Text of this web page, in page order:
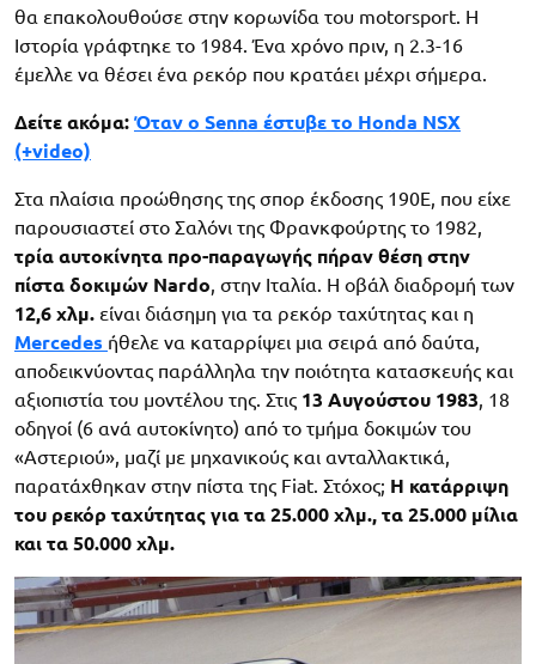
θα επακολουθούσε στην κορωνίδα του motorsport. Η
Ιστορία γράφτηκε το 1984. Ένα χρόνο πριν, η 2.3-16
έμελλε να θέσει ένα ρεκόρ που κρατάει μέχρι σήμερα.
Δείτε ακόμα: Όταν ο Senna έστυβε το Honda NSX
(+video)
Στα πλαίσια προώθησης της σπορ έκδοσης 190Ε, που είχε
παρουσιαστεί στο Σαλόνι της Φρανκφούρτης το 1982,
τρία αυτοκίνητα προ-παραγωγής πήραν θέση στην
πίστα δοκιμών Nardo, στην Ιταλία. Η οβάλ διαδρομή των
12,6 χλμ. είναι διάσημη για τα ρεκόρ ταχύτητας και η
Mercedes ήθελε να καταρρίψει μια σειρά από δαύτα,
αποδεικνύοντας παράλληλα την ποιότητα κατασκευής και
αξιοπιστία του μοντέλου της. Στις 13 Αυγούστου 1983, 18
οδηγοί (6 ανά αυτοκίνητο) από τo τμήμα δοκιμών του
«Αστεριού», μαζί με μηχανικούς και ανταλλακτικά,
παρατάχθηκαν στην πίστα της Fiat. Στόχος; Η κατάρριψη
του ρεκόρ ταχύτητας για τα 25.000 χλμ., τα 25.000 μίλια
και τα 50.000 χλμ.